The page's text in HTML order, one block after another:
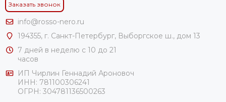
Заказать звонок
info@rosso-nero.ru
194355, г. Санкт-Петербург, Выборгское ш., дом 13
7 дней в неделю с 10 до 21
часов
ИП Чирлин Геннадий Ароновоч
ИНН: 781100306241
ОГРН: 304781136500263